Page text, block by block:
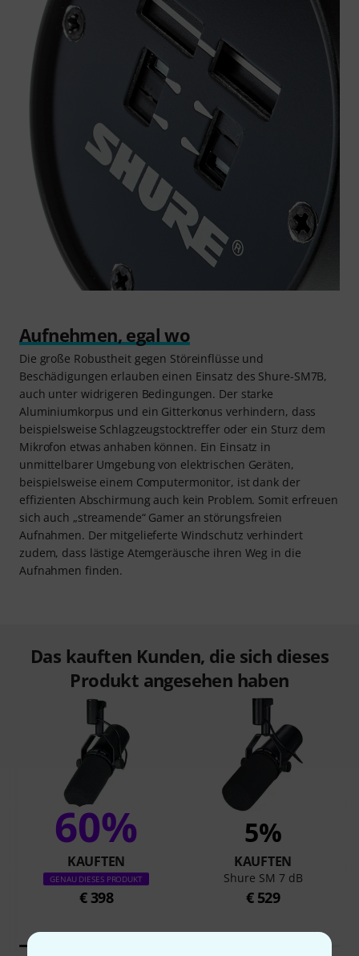
Aufnehmen, egal wo
Die große Robustheit gegen Störeinflüsse und
Beschädigungen erlauben einen Einsatz des Shure-SM7B,
auch unter widrigeren Bedingungen. Der starke
Aluminiumkorpus und ein Gitterkonus verhindern, dass
beispielsweise Schlagzeugstocktreffer oder ein Sturz dem
Mikrofon etwas anhaben können. Ein Einsatz in
unmittelbarer Umgebung von elektrischen Geräten,
beispielsweise einem Computermonitor, ist dank der
effizienten Abschirmung auch kein Problem. Somit erfreuen
sich auch „streamende“ Gamer an störungsfreien
Aufnahmen. Der mitgelieferte Windschutz verhindert
zudem, dass lästige Atemgeräusche ihren Weg in die
Aufnahmen finden.
Das kauften Kunden, die sich dieses
Produkt angesehen haben
60%
KAUFTEN
GENAU DIESES PRODUKT
€ 398
5%
KAUFTEN
Shure SM 7 dB
€ 529